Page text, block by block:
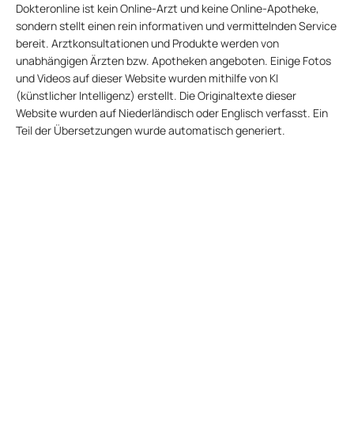
Dokteronline ist kein Online-Arzt und keine Online-Apotheke,
sondern stellt einen rein informativen und vermittelnden Service
bereit. Arztkonsultationen und Produkte werden von
unabhängigen Ärzten bzw. Apotheken angeboten. Einige Fotos
und Videos auf dieser Website wurden mithilfe von KI
(künstlicher Intelligenz) erstellt. Die Originaltexte dieser
Website wurden auf Niederländisch oder Englisch verfasst. Ein
Teil der Übersetzungen wurde automatisch generiert.